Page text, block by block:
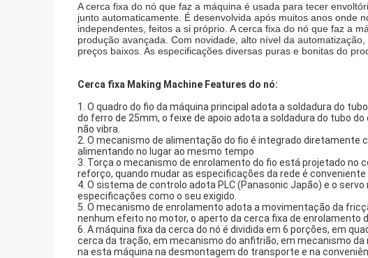
A cerca fixa do nó que faz a máquina é usada para tecer
junto automaticamente. É desenvolvida após muitos anos onde
independentes, feitos a si próprio. A cerca fixa do nó que faz a
produção avançada. Com novidade, alto nível da
preços baixos. As especificações diversas puras e bonitas do
Cerca fixa Making Machine Features do nó:
1. O quadro do fio da máquina principal adota a soldadura do
do ferro de 25mm, o feixe de apoio adota a soldadura do tubo
não vibra.
2. O mecanismo de alimentação do fio é integrado diretamente
alimentando no lugar ao mesmo tempo
3. Torça o mecanismo de enrolamento do fio está projetado no
reforço, quando mudar as especificações da rede é
4. O sistema de controlo adota PLC (Panasonic Japão) e o
especificações como o seu exigido.
5. O mecanismo de enrolamento adota a movimentação da
nenhum efeito no motor, o aperto da cerca fixa de enrolamento
6. A máquina fixa da cerca do nó é dividida em 6 porções, em
cerca da tração, em mecanismo do anfitrião, em mecanismo
na esta máquina na desmontagem do transporte e na